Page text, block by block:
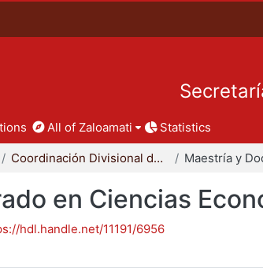
All of Zaloamati Statistics
Coordinación Divisional de Posgrado
en Ciencias
hdl.handle.net/11191/6956